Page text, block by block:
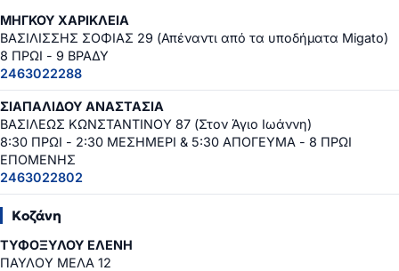
ΜΗΓΚΟΥ ΧΑΡΙΚΛΕΙΑ
ΒΑΣΙΛΙΣΣΗΣ ΣΟΦΙΑΣ 29 (Απέναντι από τα υποδήματα Migato)
8 ΠΡΩΙ - 9 ΒΡΑΔΥ
2463022288
ΣΙΑΠΑΛΙΔΟΥ ΑΝΑΣΤΑΣΙΑ
ΒΑΣΙΛΕΩΣ ΚΩΝΣΤΑΝΤΙΝΟΥ 87 (Στον Άγιο Ιωάννη)
8:30 ΠΡΩΙ - 2:30 ΜΕΣΗΜΕΡΙ & 5:30 ΑΠΟΓΕΥΜΑ - 8 ΠΡΩΙ
ΕΠΟΜΕΝΗΣ
2463022802
Κοζάνη
ΤΥΦΟΞΥΛΟΥ ΕΛΕΝΗ
ΠΑΥΛΟΥ ΜΕΛΑ 12